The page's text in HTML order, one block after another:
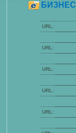
БИЗНЕС
URL:
URL:
URL:
URL:
URL: